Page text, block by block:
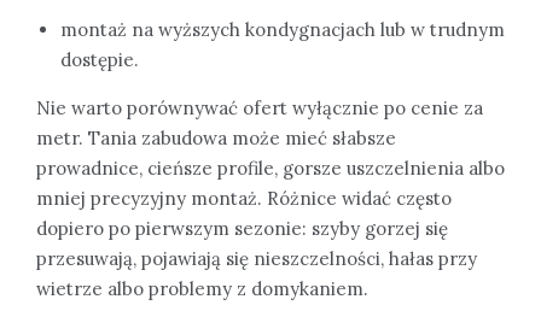
montaż na wyższych kondygnacjach lub w trudnym
dostępie.
Nie warto porównywać ofert wyłącznie po cenie za
metr. Tania zabudowa może mieć słabsze
prowadnice, cieńsze profile, gorsze uszczelnienia albo
mniej precyzyjny montaż. Różnice widać często
dopiero po pierwszym sezonie: szyby gorzej się
przesuwają, pojawiają się nieszczelności, hałas przy
wietrze albo problemy z domykaniem.